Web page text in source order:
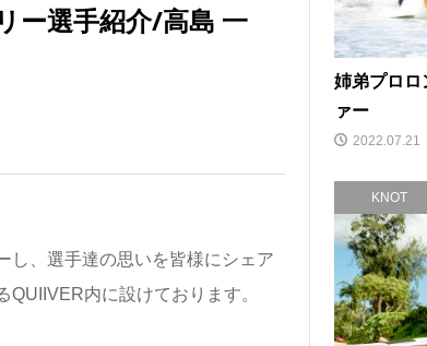
ー選手紹介/高島 一
し、選手達の思いを皆様にシェア
内に設けております。
姉弟プロロ
ァー
2022.07.21
KNOT